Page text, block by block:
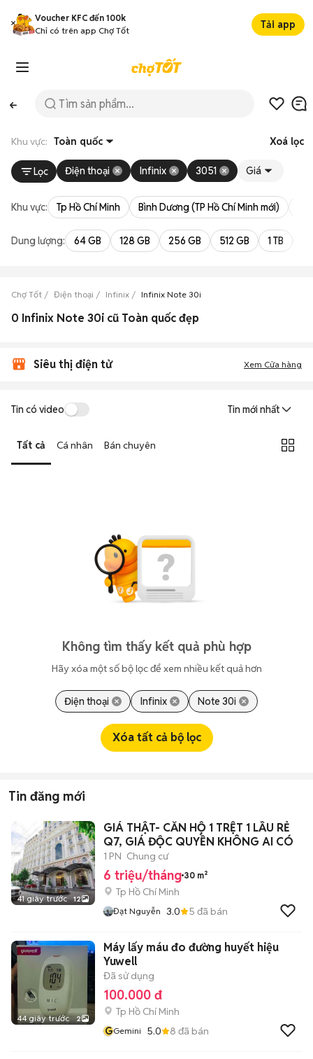
Voucher KFC đến 100k
Chỉ có trên app Chợ Tốt
Tải app
Khu vực: Toàn quốc Xoá lọc
Lọc Điện thoại Infinix 3051 Giá
Khu vực: Tp Hồ Chí Minh Bình Dương (TP Hồ Chí Minh mới)
Dung lượng: 64 GB 128 GB 256 GB 512 GB 1 TB
Chợ Tốt Điện thoại Infinix Infinix Note 30i
0 Infinix Note 30i cũ Toàn quốc đẹp
Siêu thị điện tử Xem Cửa hàng
Tin có video Tin mới nhất
Tất cả Cá nhân Bán chuyên
Không tìm thấy kết quả phù hợp
Hãy xóa một số bộ lọc để xem nhiều kết quả hơn
Điện thoại Infinix Note 30i
Xóa tất cả bộ lọc
Tin đăng mới
41 giây trước 12
GIÁ THẬT- CĂN HỘ 1 TRỆT 1 LẦU RẺ
Q7, GIÁ ĐỘC QUYỀN KHÔNG AI CÓ
1 PN Chung cư
6 triệu/tháng 30 m²
Tp Hồ Chí Minh
Đạt Nguyễn 3.0 5 đã bán
44 giây trước 2
Máy lấy máu đo đường huyết hiệu
Yuwell
Đã sử dụng
100.000 đ
Tp Hồ Chí Minh
GGemini 5.0 8 đã bán